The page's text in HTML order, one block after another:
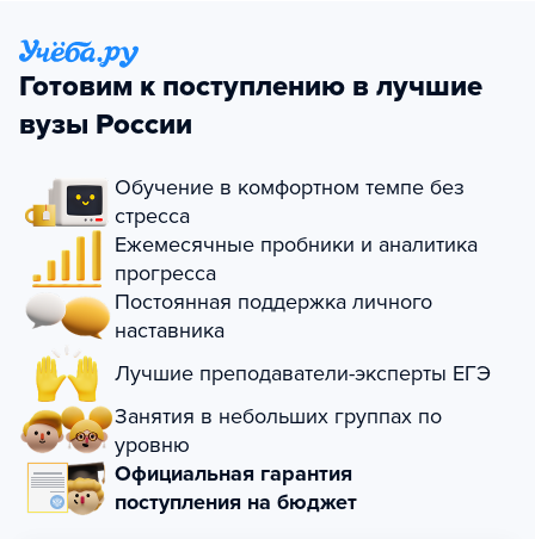
Готовим к поступлению в лучшие
вузы России
Обучение в комфортном темпе без
стресса
Ежемесячные пробники и аналитика
прогресса
Постоянная поддержка личного
наставника
Лучшие преподаватели-эксперты ЕГЭ
Занятия в небольших группах по
уровню
Официальная гарантия
поступления на бюджет